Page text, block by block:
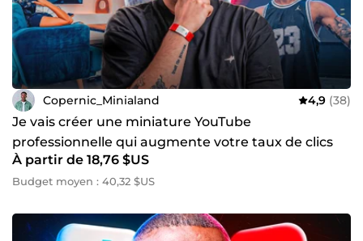
Copernic_Minialand 4,9 (38)
Je vais créer une miniature YouTube
professionnelle qui augmente votre taux de clics
(CTR)
À partir de 18,76 $US
Budget moyen : 40,32 $US